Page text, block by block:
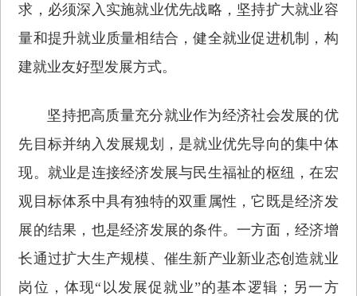
求，必须深入实施就业优先战略，坚持扩大就业容
量和提升就业质量相结合，健全就业促进机制，构
建就业友好型发展方式。
坚持把高质量充分就业作为经济社会发展的优
先目标并纳入发展规划，是就业优先导向的集中体
现。就业是连接经济发展与民生福祉的枢纽，在宏
观目标体系中具有独特的双重属性，它既是经济发
展的结果，也是经济发展的条件。一方面，经济增
长通过扩大生产规模、催生新产业新业态创造就业
岗位，体现“以发展促就业”的基本逻辑；另一方